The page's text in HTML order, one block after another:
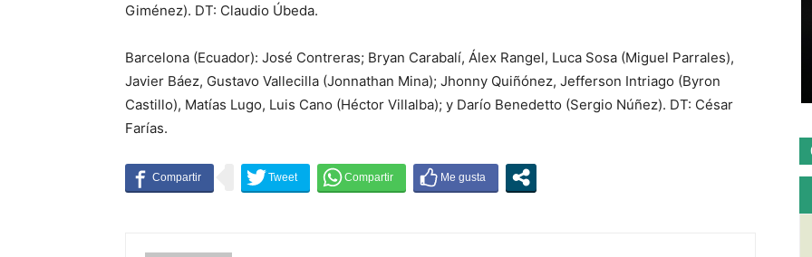
Giménez). DT: Claudio Úbeda.
Barcelona (Ecuador): José Contreras; Bryan Carabalí, Álex Rangel, Luca Sosa (Miguel Parrales),
Javier Báez, Gustavo Vallecilla (Jonnathan Mina); Jhonny Quiñónez, Jefferson Intriago (Byron
Castillo), Matías Lugo, Luis Cano (Héctor Villalba); y Darío Benedetto (Sergio Núñez). DT: César
Farías.